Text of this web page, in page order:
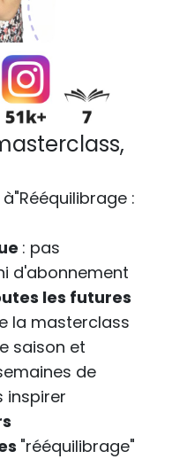
à"Rééquilibrage :
: pas
d'abonnement
les futures
la masterclass
saison et
de
inspirer
"rééquilibrage"